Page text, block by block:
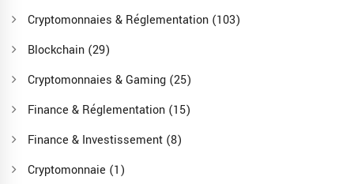
Cryptomonnaies & Réglementation (103)
Blockchain (29)
Cryptomonnaies & Gaming (25)
Finance & Réglementation (15)
Finance & Investissement (8)
Cryptomonnaie (1)